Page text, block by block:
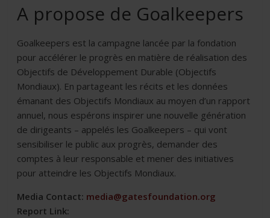
A propose de Goalkeepers
Goalkeepers est la campagne lancée par la fondation
pour accélérer le progrès en matière de réalisation des
Objectifs de Développement Durable (Objectifs
Mondiaux). En partageant les récits et les données
émanant des Objectifs Mondiaux au moyen d’un rapport
annuel, nous espérons inspirer une nouvelle génération
de dirigeants – appelés les Goalkeepers – qui vont
sensibiliser le public aux progrès, demander des
comptes à leur responsable et mener des initiatives
pour atteindre les Objectifs Mondiaux.
Media Contact: media@gatesfoundation.org
Report Link: